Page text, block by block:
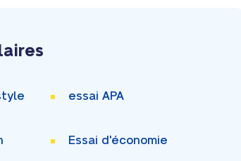
essai APA
Essai d'économie